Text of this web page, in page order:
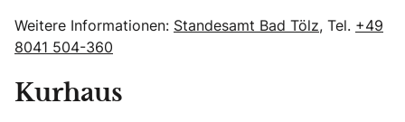
Weitere Informationen: Standesamt Bad Tölz, Tel. +49
8041 504-360
Kurhaus